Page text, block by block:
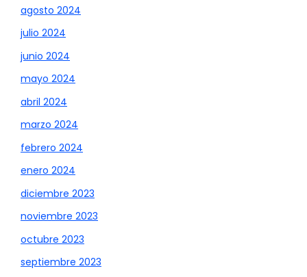
agosto 2024
julio 2024
junio 2024
mayo 2024
abril 2024
marzo 2024
febrero 2024
enero 2024
diciembre 2023
noviembre 2023
octubre 2023
septiembre 2023